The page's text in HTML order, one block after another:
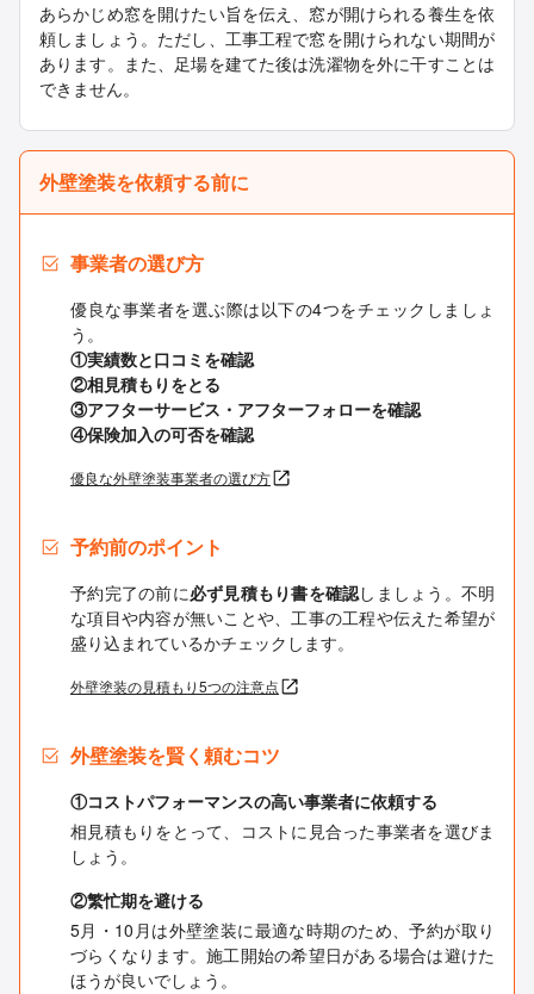
あらかじめ窓を開けたい旨を伝え、窓が開けられる養生を依
頼しましょう。ただし、工事工程で窓を開けられない期間が
あります。また、足場を建てた後は洗濯物を外に干すことは
できません。
外壁塗装を依頼する前に
事業者の選び方
優良な事業者を選ぶ際は以下の4つをチェックしましょ
う。
①実績数と口コミを確認
②相見積もりをとる
③アフターサービス・アフターフォローを確認
④保険加入の可否を確認
優良な外壁塗装事業者の選び方
予約前のポイント
予約完了の前に必ず見積もり書を確認しましょう。不明
な項目や内容が無いことや、工事の工程や伝えた希望が
盛り込まれているかチェックします。
外壁塗装の見積もり5つの注意点
外壁塗装を賢く頼むコツ
①コストパフォーマンスの高い事業者に依頼する
相見積もりをとって、コストに見合った事業者を選びま
しょう。
②繁忙期を避ける
5月・10月は外壁塗装に最適な時期のため、予約が取り
づらくなります。施工開始の希望日がある場合は避けた
ほうが良いでしょう。